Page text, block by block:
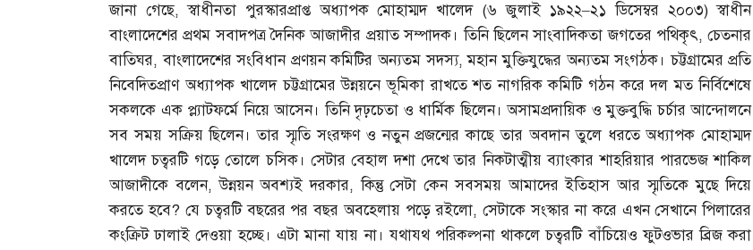
জানা গেছে,স্বাধীনতা পুরস্কারপ্রাপ্ত অধ্যাপক মোহাম্মদ খালেদ (৬ জুলাই ১৯২২–২১ ডিসেম্বর ২০০৩)স্বাধীন
বাংলাদেশের প্রথম সবাদপত্র দৈনিক আজাদীর প্রয়াত সম্পাদক। তিনি ছিলেন সাংবাদিকতা জগতের পথিকৃৎ,চেতনার
বাতিঘর,বাংলাদেশের সংবিধান প্রণয়ন কমিটির অন্যতম সদস্য,মহান মুক্তিযুদ্ধের অন্যতম সংগঠক। চট্টগ্রামের প্রতি
নিবেদিতপ্রাণ অধ্যাপক খালেদ চট্টগ্রামের উন্নয়নে ভূমিকা রাখতে শত নাগরিক কমিটি গঠন করে দল মত নির্বিশেষে
সকলকে এক প্ল্যাটফর্মে নিয়ে আসেন। তিনি দৃঢ়চেতা ও ধার্মিক ছিলেন। অসামপ্রদায়িক ও মুক্তবুদ্ধি চর্চার আন্দোলনে
সব সময় সক্রিয় ছিলেন। তার স্মৃতি সংরক্ষণ ও নতুন প্রজন্মের কাছে তার অবদান তুলে ধরতে অধ্যাপক মোহাম্মদ
খালেদ চত্বরটি গড়ে তোলে চসিক। সেটার বেহাল দশা দেখে তার নিকটাত্মীয় ব্যাংকার শাহরিয়ার পারভেজ শাকিল
আজাদীকে বলেন,উন্নয়ন অবশ্যই দরকার,কিন্তু সেটা কেন সবসময় আমাদের ইতিহাস আর স্মৃতিকে মুছে দিয়ে
করতে হবে? যে চত্বরটি বছরের পর বছর অবহেলায় পড়ে রইলো, সেটাকে সংস্কার না করে এখন সেখানে পিলারের
কংক্রিট ঢালাই দেওয়া হচ্ছে। এটা মানা যায় না। যথাযথ পরিকল্পনা থাকলে চত্বরটি বাঁচিয়েও ফুটওভার ব্রিজ করা